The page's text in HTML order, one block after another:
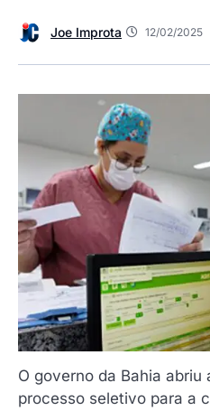
Joe Improta 12/02/2025
O governo da Bahia abriu
processo seletivo para a